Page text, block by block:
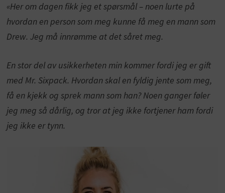
«Her om dagen fikk jeg et spørsmål – noen lurte på
hvordan en person som meg kunne få meg en mann som
Drew. Jeg må innrømme at det såret meg.
En stor del av usikkerheten min kommer fordi jeg er gift
med Mr. Sixpack. Hvordan skal en fyldig jente som meg,
få en kjekk og sprek mann som han? Noen ganger føler
jeg meg så dårlig, og tror at jeg ikke fortjener ham fordi
jeg ikke er tynn.